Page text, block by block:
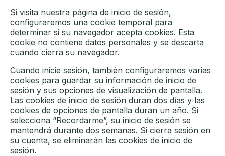
Si visita nuestra página de inicio de sesión,
configuraremos una cookie temporal para
determinar si su navegador acepta cookies. Esta
cookie no contiene datos personales y se descarta
cuando cierra su navegador.
Cuando inicie sesión, también configuraremos varias
cookies para guardar su información de inicio de
sesión y sus opciones de visualización de pantalla.
Las cookies de inicio de sesión duran dos días y las
cookies de opciones de pantalla duran un año. Si
selecciona “Recordarme”, su inicio de sesión se
mantendrá durante dos semanas. Si cierra sesión en
su cuenta, se eliminarán las cookies de inicio de
sesión.